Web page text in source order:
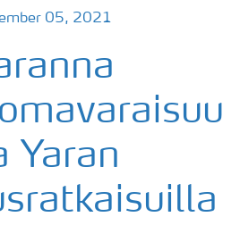
05, 2021
Yaran